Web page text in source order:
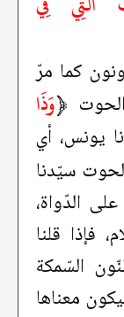
كما مرّ
﴿وَذَا
يونس، أي
سيّدنا
الدّواة،
فإذا قلنا
السّمكة
معناها